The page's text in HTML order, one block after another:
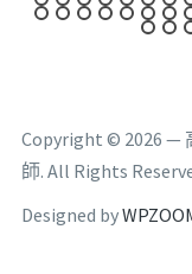
Copyright © 2026 —
師. All Rights
Designed by